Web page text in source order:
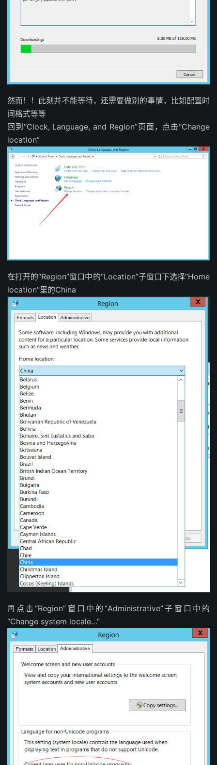
然而！！此刻并不能等待，还需要做别的事情，比如配置时
间格式等等
回到“Clock, Language, and Region”页面，点击“Change
location”
在打开的“Region”窗口中的“Location”子窗口下选择“Home
location”里的China
再点击“Region”窗口中的“Administrative”子窗口中的
“Change system locale…”